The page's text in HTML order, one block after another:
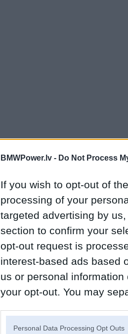
BMWPower.lv - Do Not Process
If you wish to opt-out of
processing of your
targeted advertising by
section to confirm your
opt-out request is
interest-based ads based
us or personal
your opt-out. You may
Personal Data Processing Opt Outs